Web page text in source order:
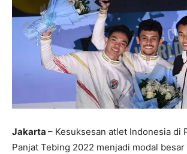
Jakarta – Kesuksesan atlet Indonesia di
Panjat Tebing 2022 menjadi modal